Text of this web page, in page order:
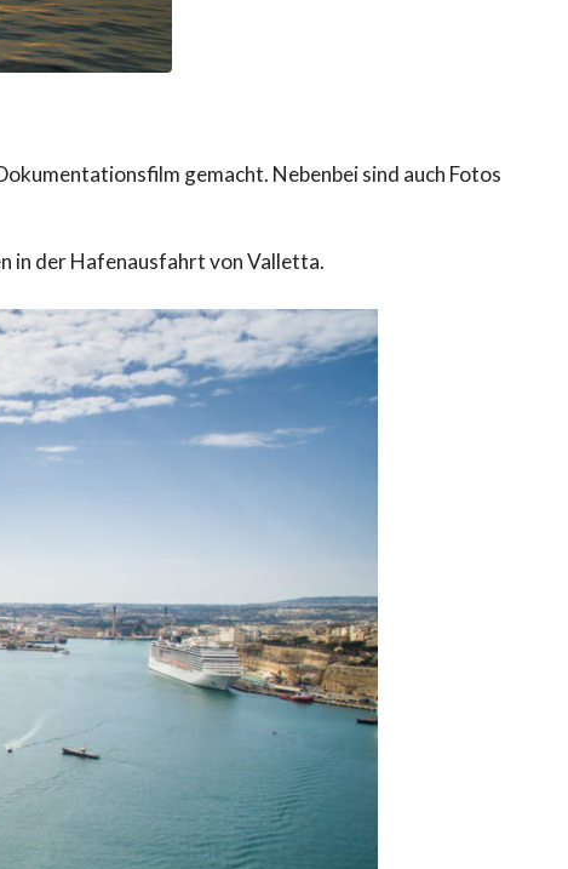
gemacht. Nebenbei sind auch Fotos
in der Hafenausfahrt von Valletta.